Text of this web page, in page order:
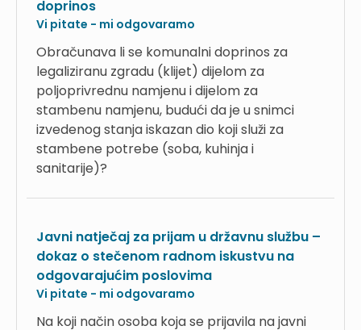
doprinos
Vi pitate - mi odgovaramo
Obračunava li se komunalni doprinos za
legaliziranu zgradu (klijet) dijelom za
poljoprivrednu namjenu i dijelom za
stambenu namjenu, budući da je u snimci
izvedenog stanja iskazan dio koji služi za
stambene potrebe (soba, kuhinja i
sanitarije)?
Javni natječaj za prijam u državnu službu –
dokaz o stečenom radnom iskustvu na
odgovarajućim poslovima
Vi pitate - mi odgovaramo
Na koji način osoba koja se prijavila na javni